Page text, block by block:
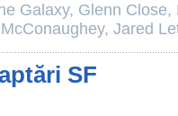
Galaxy, Glenn Close,
, Jared
SF